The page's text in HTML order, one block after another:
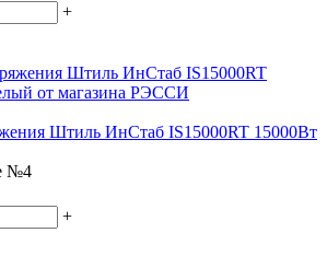
+
Штиль ИнСтаб IS15000RT 15000Вт
№4
+